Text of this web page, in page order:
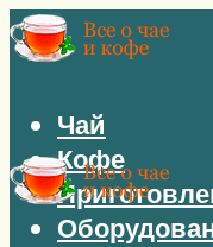
Чай
Кофе